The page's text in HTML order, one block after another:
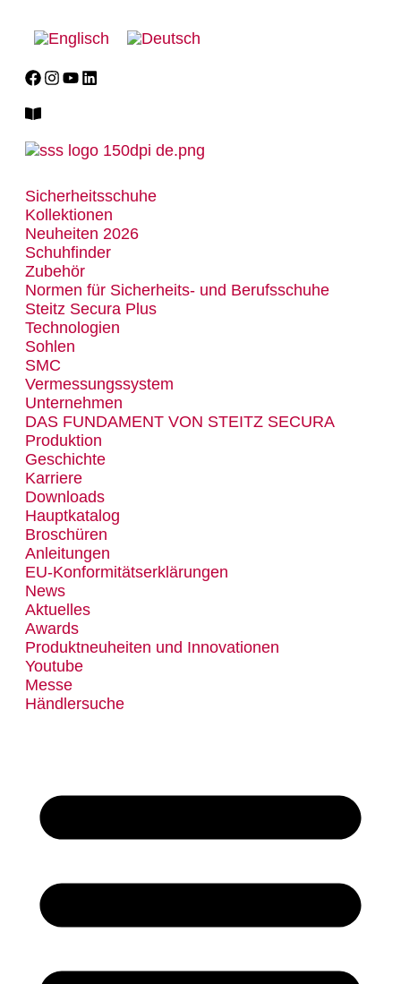
Sicherheitsschuhe
Kollektionen
Neuheiten 2026
Schuhfinder
Zubehör
Normen für Sicherheits- und Berufsschuhe
Steitz Secura Plus
Technologien
Sohlen
SMC
Vermessungssystem
Unternehmen
DAS FUNDAMENT VON STEITZ SECURA
Produktion
Geschichte
Karriere
Downloads
Hauptkatalog
Broschüren
Anleitungen
EU-Konformitätserklärungen
News
Aktuelles
Awards
Produktneuheiten und Innovationen
Youtube
Messe
Händlersuche